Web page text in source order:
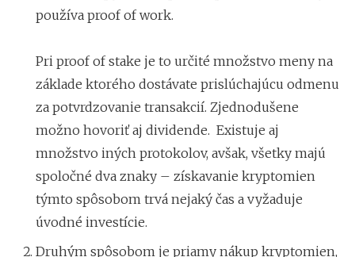
používa proof of work.
Pri proof of stake je to určité množstvo meny na
základe ktorého dostávate prislúchajúcu odmenu
za potvrdzovanie transakcií. Zjednodušene
možno hovoriť aj dividende. Existuje aj
množstvo iných protokolov, avšak, všetky majú
spoločné dva znaky – získavanie kryptomien
týmto spôsobom trvá nejaký čas a vyžaduje
úvodné investície.
Druhým spôsobom je priamy nákup kryptomien,